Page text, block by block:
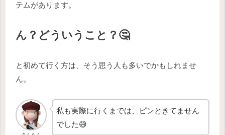
テムがあります。
ん？どういうこと？🤔
と初めて行く方は、そう思う人も多いでかもしれませ
ん。
私も実際に行くまでは、ピンときてません
でした😅